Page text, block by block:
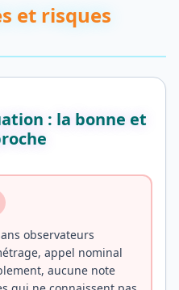
et risques
: la bonne et
observateurs
appel nominal
aucune note